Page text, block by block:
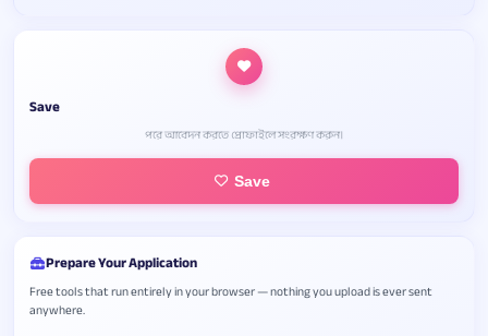
Save
পরে আবেদন করতে প্রোফাইলে সংরক্ষণ করুন।
Save
Prepare Your Application
Free tools that run entirely in your browser — nothing you upload is ever sent
anywhere.